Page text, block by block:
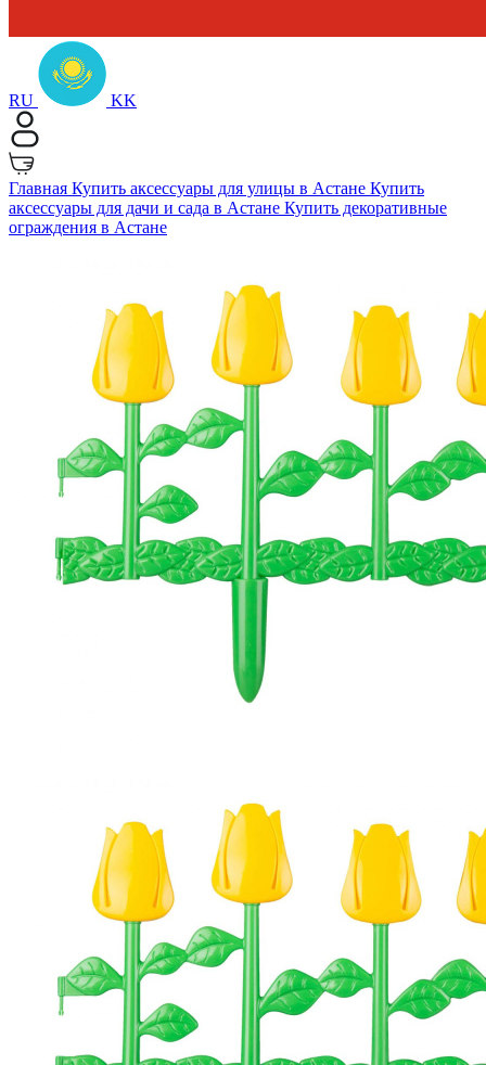
RU KK
Главная Купить аксессуары для улицы в Астане Купить
аксессуары для дачи и сада в Астане Купить декоративные
ограждения в Астане